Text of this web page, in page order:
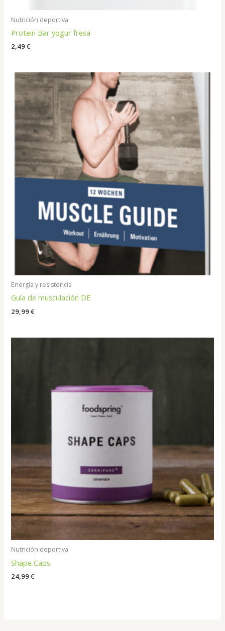
Nutrición deportiva
Protein Bar yogur fresa
2,49€
Energía y resistencia
Guía de musculación DE
29,99€
Nutrición deportiva
Shape Caps
24,99€